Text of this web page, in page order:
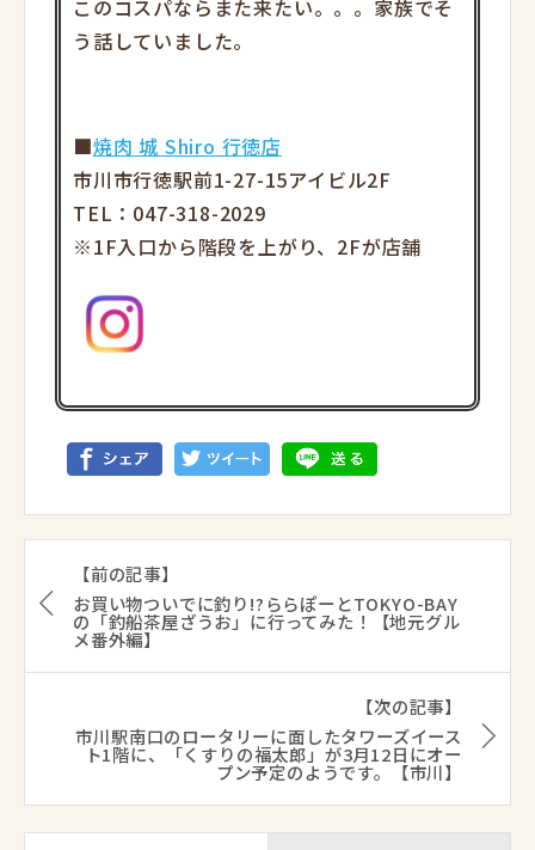
このコスパならまた来たい。。。家族でそ
う話していました。
■焼肉 城 Shiro 行徳店
市川市行徳駅前1-27-15アイビル2F
TEL：047-318-2029
※1F入口から階段を上がり、2Fが店舗
【前の記事】
お買い物ついでに釣り!?ららぽーとTOKYO-BAY
の「釣船茶屋ざうお」に行ってみた！【地元グル
メ番外編】
【次の記事】
市川駅南口のロータリーに面したタワーズイース
ト1階に、「くすりの福太郎」が3月12日にオー
プン予定のようです。【市川】